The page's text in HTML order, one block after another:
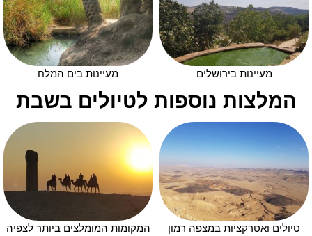
מעיינות בירושלים מעיינות בים המלח
המלצות נוספות לטיולים בשבת
טיולים ואטרקציות במצפה רמון
המקומות המומלצים ביותר לצפיה